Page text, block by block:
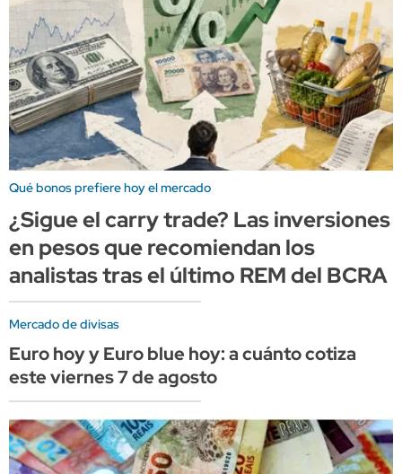
Qué bonos prefiere hoy el mercado
¿Sigue el carry trade? Las inversiones
en pesos que recomiendan los
analistas tras el último REM del BCRA
Mercado de divisas
Euro hoy y Euro blue hoy: a cuánto cotiza
este viernes 7 de agosto